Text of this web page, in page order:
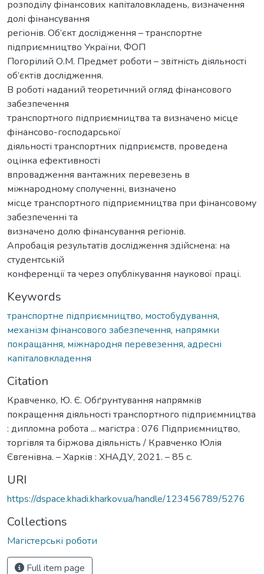
розподілу фінансових капіталовкладень, визначення
долі фінансування
регіонів. Об’єкт дослідження – транспортне
підприємництво України, ФОП
Погорілий О.М. Предмет роботи – звітність діяльності
об’єктів дослідження.
В роботі наданий теоретичний огляд фінансового
забезпечення
транспортного підприємництва та визначено місце
фінансово-господарської
діяльності транспортних підприємств, проведена
оцінка ефективності
впровадження вантажних перевезень в
міжнародному сполученні, визначено
місце транспортного підприємництва при фінансовому
забезпеченні та
визначено долю фінансування регіонів.
Апробація результатів дослідження здійснена: на
студентській
конференції та через опублікування наукової праці.
Keywords
транспортне підприємництво, мостобудування,
механізм фінансового забезпечення, напрямки
покращання, міжнародня перевезення, адресні
капіталовкладення
Citation
Кравченко, Ю. Є. Обґрунтування напрямків
покращення діяльності транспортного підприємництва
: дипломна робота ... магістра : 076 Підприємництво,
торгівля та біржова діяльність / Кравченко Юлія
Євгенівна. – Харків : ХНАДУ, 2021. – 85 с.
URI
https://dspace.khadi.kharkov.ua/handle/123456789/5276
Collections
Магістерські роботи
Full item page